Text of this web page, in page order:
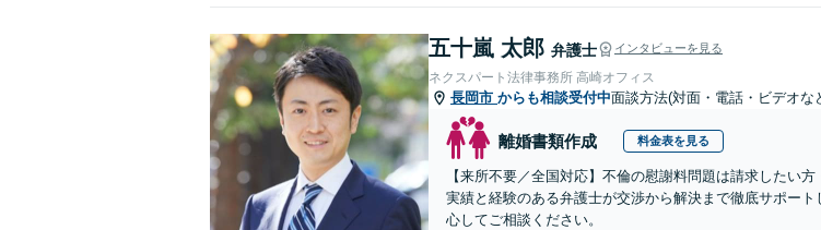
五十嵐 太郎 弁護士 インタビューを見る
ネクスパート法律事務所 高崎オフィス
長岡市 からも相談受付中面談方法(対面・電話・ビデオな
離婚書類作成 料金表を見る
【来所不要／全国対応】不倫の慰謝料問題は請求したい
実績と経験のある弁護士が交渉から解決まで徹底サポー
心してご相談ください。